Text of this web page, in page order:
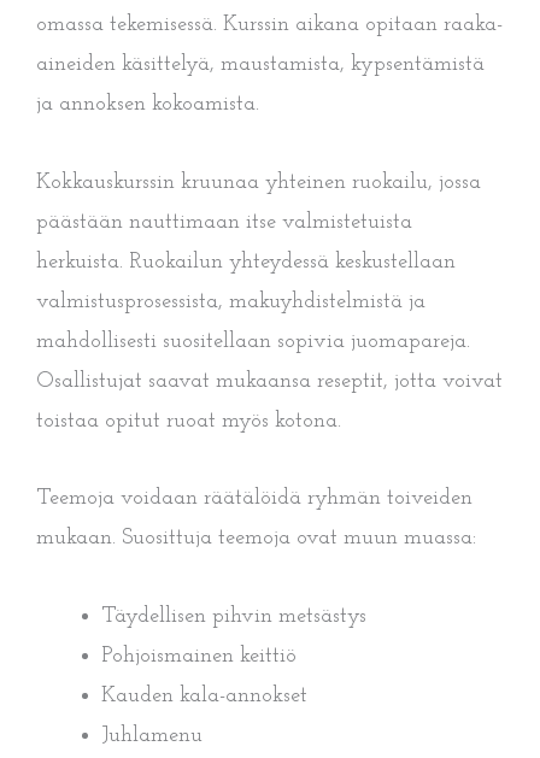
omassa tekemisessä. Kurssin aikana opitaan raaka-
aineiden käsittelyä, maustamista, kypsentämistä
ja annoksen kokoamista.
Kokkauskurssin kruunaa yhteinen ruokailu, jossa
päästään nauttimaan itse valmistetuista
herkuista. Ruokailun yhteydessä keskustellaan
valmistusprosessista, makuyhdistelmistä ja
mahdollisesti suositellaan sopivia juomapareja.
Osallistujat saavat mukaansa reseptit, jotta voivat
toistaa opitut ruoat myös kotona.
Teemoja voidaan räätälöidä ryhmän toiveiden
mukaan. Suosittuja teemoja ovat muun muassa:
Täydellisen pihvin metsästys
Pohjoismainen keittiö
Kauden kala-annokset
Juhlamenu